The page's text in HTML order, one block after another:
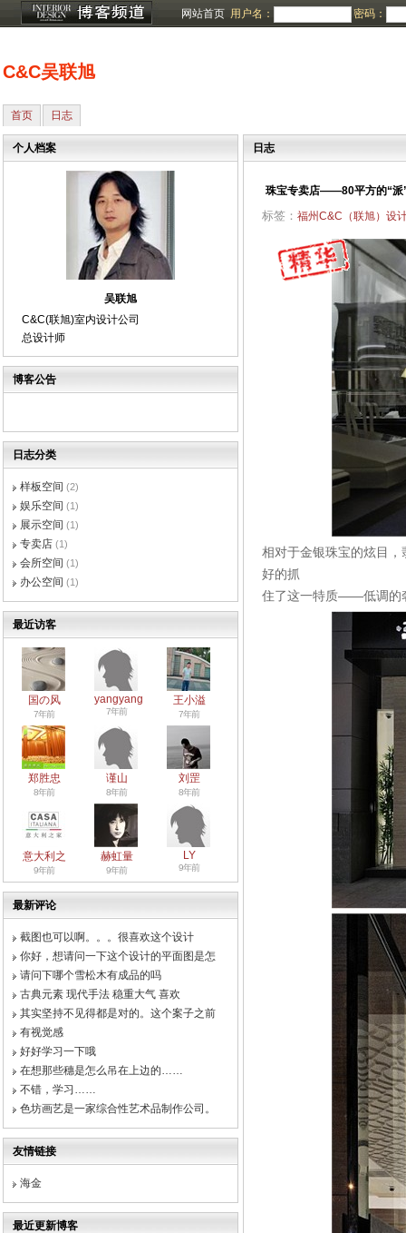
网站首页 用户名： 密码：
C&C吴联旭
首页 日志
个人档案
吴联旭
C&C(联旭)室内设计公司
总设计师
博客公告
日志分类
样板空间 (2)
娱乐空间 (1)
展示空间 (1)
专卖店 (1)
会所空间 (1)
办公空间 (1)
最近访客
国の风
7年前
yangyang
7年前
王小溢
7年前
郑胜忠
8年前
谨山
8年前
刘罡
8年前
意大利之
9年前
赫虹量
9年前
LY
9年前
最新评论
截图也可以啊。。。很喜欢这个设计
你好，想请问一下这个设计的平面图是怎
请问下哪个雪松木有成品的吗
古典元素 现代手法 稳重大气 喜欢
其实坚持不见得都是对的。这个案子之前
有视觉感
好好学习一下哦
在想那些穗是怎么吊在上边的……
不错，学习……
色坊画艺是一家综合性艺术品制作公司。
友情链接
海金
最近更新博客
日志
珠宝专卖店——80平方的“派
标签： 福州C&C（联旭）设
相对于金银珠宝的炫目
好的抓
住了这一特质——低调的